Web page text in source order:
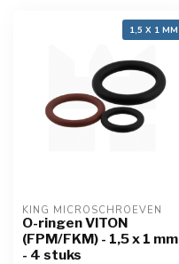
1,5 X 1 MM
KING MICROSCHROEVEN
O-ringen VITON
(FPM/FKM) - 1,5 x 1 mm
- 4 stuks